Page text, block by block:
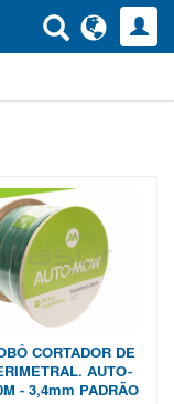
CORTADOR DE
AUTO-
- 3,4mm PADRÃO